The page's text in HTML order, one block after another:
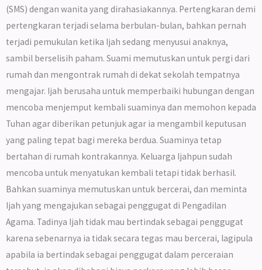
(SMS) dengan wanita yang dirahasiakannya. Pertengkaran demi
pertengkaran terjadi selama berbulan-bulan, bahkan pernah
terjadi pemukulan ketika Ijah sedang menyusui anaknya,
sambil berselisih paham. Suami memutuskan untuk pergi dari
rumah dan mengontrak rumah di dekat sekolah tempatnya
mengajar. Ijah berusaha untuk memperbaiki hubungan dengan
mencoba menjemput kembali suaminya dan memohon kepada
Tuhan agar diberikan petunjuk agar ia mengambil keputusan
yang paling tepat bagi mereka berdua. Suaminya tetap
bertahan di rumah kontrakannya. Keluarga Ijahpun sudah
mencoba untuk menyatukan kembali tetapi tidak berhasil.
Bahkan suaminya memutuskan untuk bercerai, dan meminta
Ijah yang mengajukan sebagai penggugat di Pengadilan
Agama. Tadinya Ijah tidak mau bertindak sebagai penggugat
karena sebenarnya ia tidak secara tegas mau bercerai, lagipula
apabila ia bertindak sebagai penggugat dalam perceraian